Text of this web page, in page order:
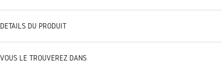
DÉTAILS DU PRODUIT
VOUS LE TROUVEREZ DANS